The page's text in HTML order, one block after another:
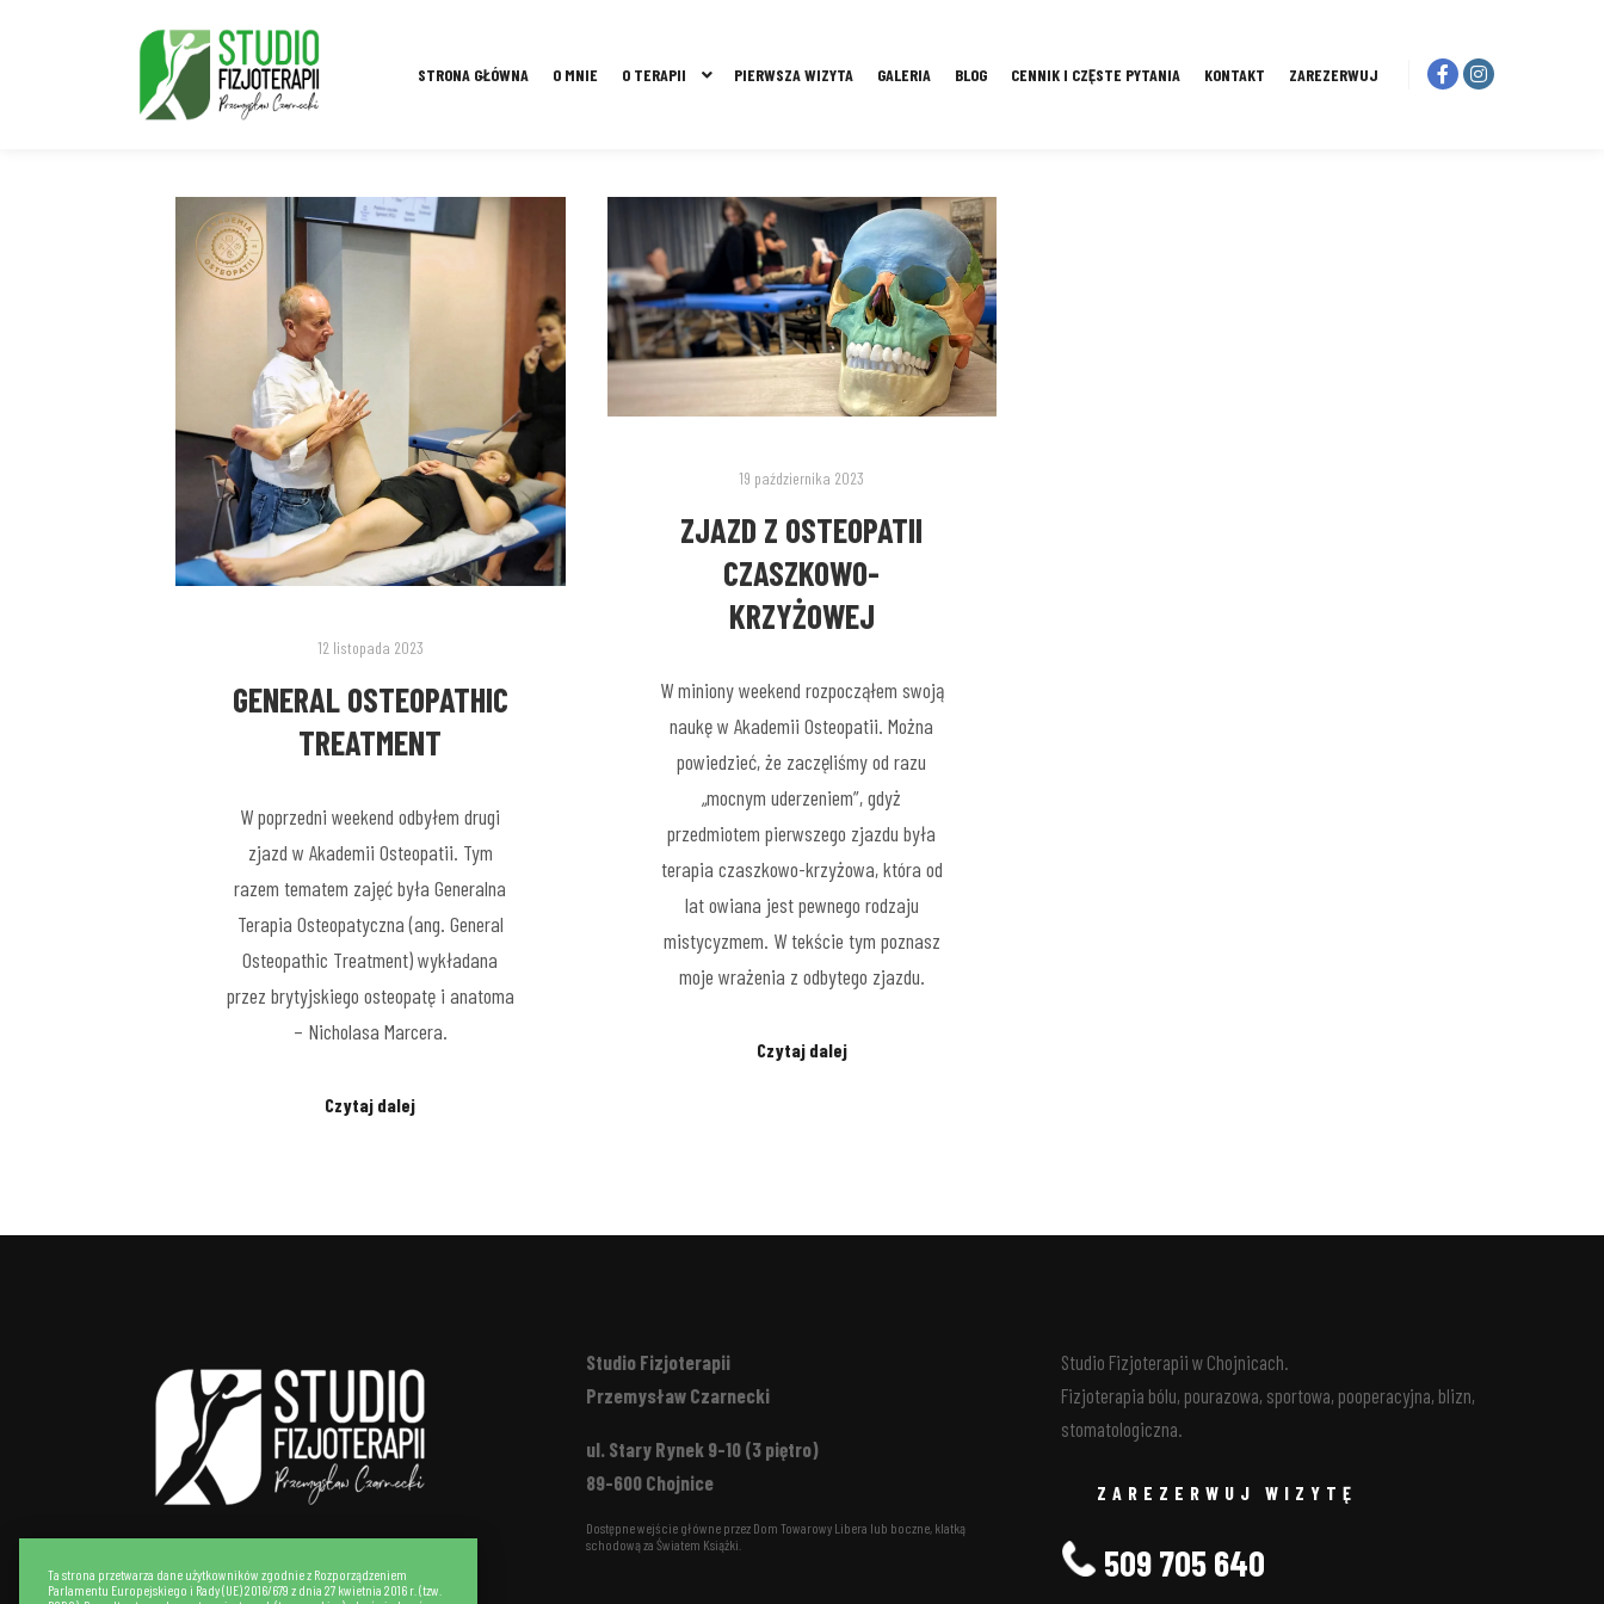
STRONA GŁÓWNA O MNIE O TERAPII PIERWSZA WIZYTA GALERIA BLOG CENNIK I CZĘSTE PYTANIA KONTAKT ZAREZERWUJ
12 listopada 2023
GENERAL OSTEOPATHIC
TREATMENT
W poprzedni weekend odbyłem drugi
zjazd w Akademii Osteopatii. Tym
razem tematem zajęć była Generalna
Terapia Osteopatyczna (ang. General
Osteopathic Treatment) wykładana
przez brytyjskiego osteopatę i anatoma
– Nicholasa Marcera.
Czytaj dalej
19 października 2023
ZJAZD Z OSTEOPATII
CZASZKOWO-
KRZYŻOWEJ
W miniony weekend rozpocząłem swoją
naukę w Akademii Osteopatii. Można
powiedzieć, że zaczęliśmy od razu
„mocnym uderzeniem”, gdyż
przedmiotem pierwszego zjazdu była
terapia czaszkowo-krzyżowa, która od
lat owiana jest pewnego rodzaju
mistycyzmem. W tekście tym poznasz
moje wrażenia z odbytego zjazdu.
Czytaj dalej
Studio Fizjoterapii
Przemysław Czarnecki
ul. Stary Rynek 9-10 (3 piętro)
89-600 Chojnice
Dostępne wejście główne przez Dom Towarowy Libera lub boczne, klatką
schodową za Światem Książki.
Studio Fizjoterapii w Chojnicach.
Fizjoterapia bólu, pourazowa, sportowa, pooperacyjna, blizn,
stomatologiczna.
ZAREZERWUJ WIZYTĘ
509 705 640
Ta strona przetwarza dane użytkowników zgodnie z Rozporządzeniem
Parlamentu Europejskiego i Rady (UE) 2016/679 z dnia 27 kwietnia 2016 r. (tzw.